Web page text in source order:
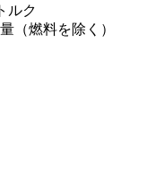
ルク
（燃料を除く）